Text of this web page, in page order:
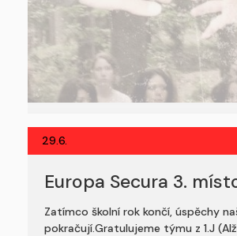
29.6.
Europa Secura 3.
Zatímco školní rok končí, úspěchy
pokračují.Gratulujeme týmu z 1.J